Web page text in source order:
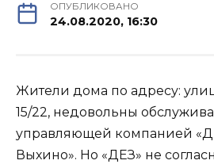
ОПУБЛИКОВАНО
24.08.2020, 16:30
Жители дома по адресу:
15/22, недовольны
управляющей компанией
Выхино». Но «ДЕЗ» не